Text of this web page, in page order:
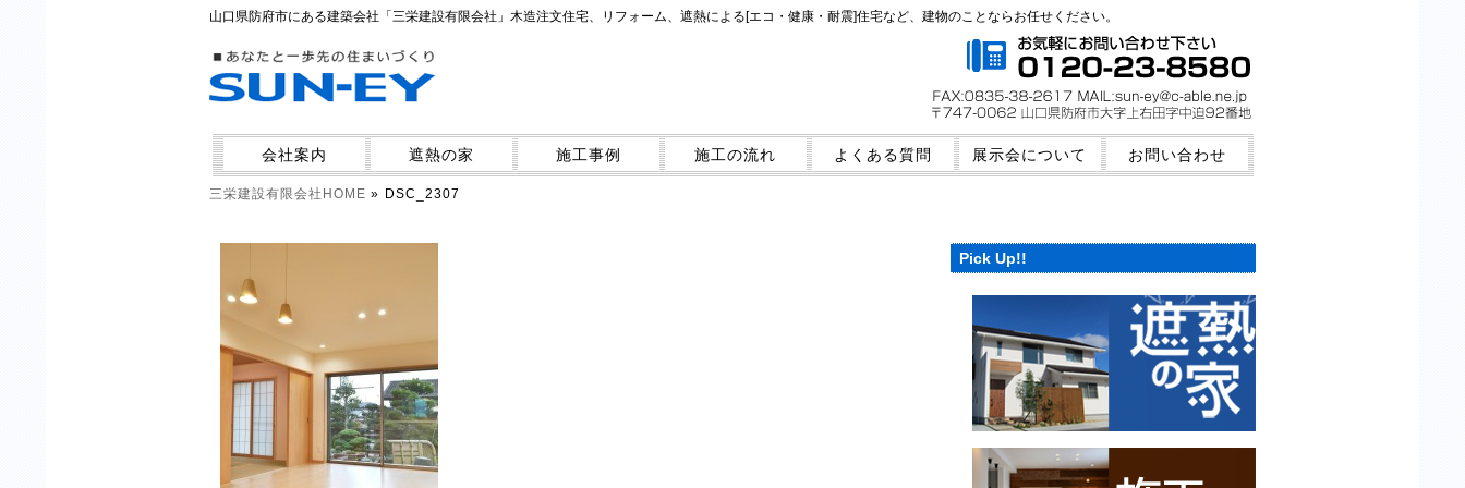
山口県防府市にある建築会社「三栄建設有限会社」木造注文住宅、リフォーム、遮熱による[エコ・健康・耐震]住宅など、建物のことならお任せください。
会社案内 遮熱の家 施工事例 施工の流れ よくある質問 展示会について お問い合わせ
三栄建設有限会社 HOME » DSC_2307
Pick Up!!